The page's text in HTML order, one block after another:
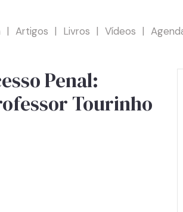
Artigos Livros Vídeos
Penal:
Tourinho